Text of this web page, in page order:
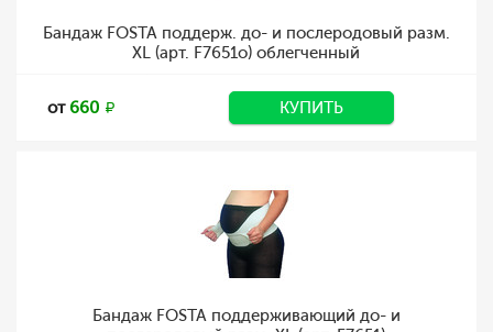
Бандаж FOSTA поддерж. до- и послеродовый разм.
XL (арт. F7651о) облегченный
от660 КУПИТЬ
Бандаж FOSTA поддерживающий до- и